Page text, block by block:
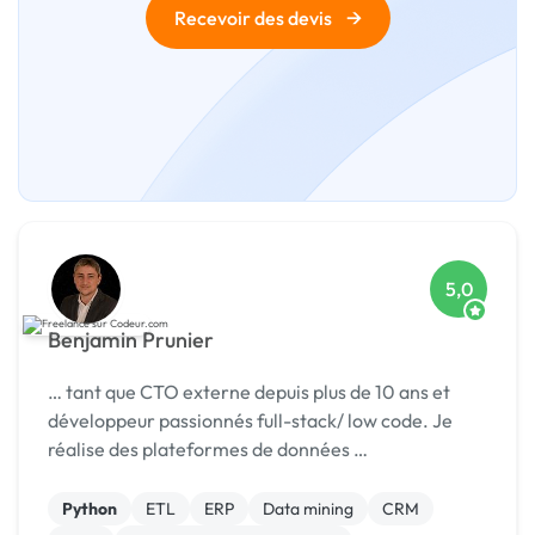
Recevoir des devis →
Benjamin Prunier
5,0
… tant que CTO externe depuis plus de 10 ans et
développeur passionnés full-stack/ low code. Je
réalise des plateformes de données …
Python ETL ERP Data mining
CRM